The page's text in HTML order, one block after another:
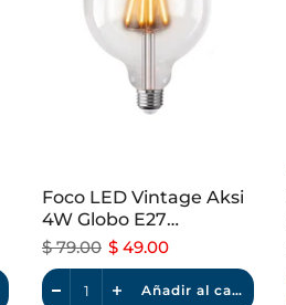
Foco LED Vintage Aksi
4W Globo E27
Dimeable Luz Cálida
$ 79.00 $ 49.00
Añadir al carrito